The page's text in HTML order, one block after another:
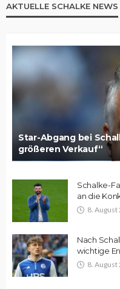
AKTUELLE SCHALKE NEWS
Star-Abgang bei
größeren Verkauf“
Schalke-
an die
8. August
Nach
wichtige
8. August